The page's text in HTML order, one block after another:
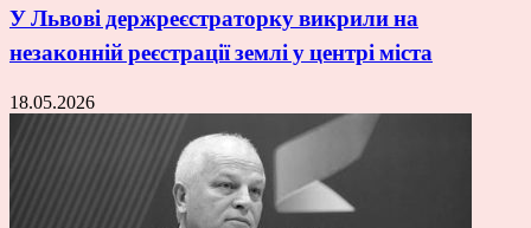
У Львові держреєстраторку викрили на
незаконній реєстрації землі у центрі міста
18.05.2026